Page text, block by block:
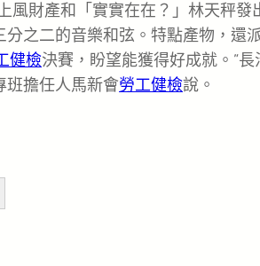
風財產和「實實在在？」林天秤發
之二的音樂和弦。特點產物，還
健檢決賽，盼望能獲得好成就。”長
班擔任人馬新會勞工健檢說。